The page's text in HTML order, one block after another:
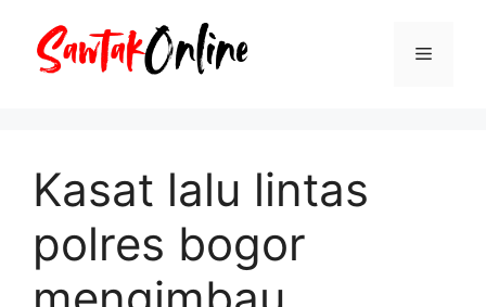
Menu
Kasat lalu lintas
polres bogor